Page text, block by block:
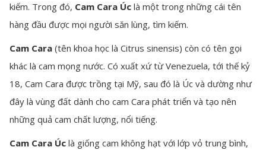
kiếm. Trong đó, Cam Cara Úc là một trong những cái tên
hàng đầu được mọi người săn lùng, tìm kiếm.
Cam Cara (tên khoa học là Citrus sinensis) còn có tên gọi
khác là cam mọng nước. Có xuất xứ từ Venezuela, tới thế kỷ
18, Cam Cara được trồng tại Mỹ, sau đó là Úc và dường như
đây là vùng đất dành cho cam Cara phát triển và tạo nên
những quả cam chất lượng, nổi tiếng.
Cam Cara Úc là giống cam không hạt với lớp vỏ trung bình,